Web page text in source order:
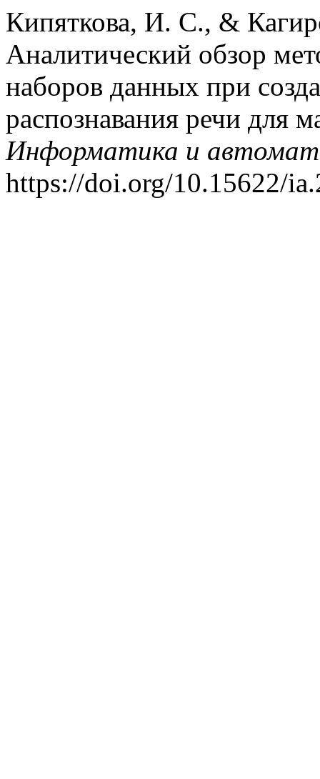
Кипяткова, И. С., &
Аналитический обзор
наборов данных при
распознавания речи для
Информатика и
https://doi.org/10.15622/